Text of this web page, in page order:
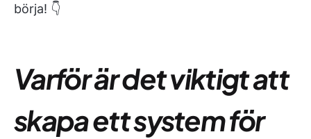
börja! 👇
Varför är det viktigt att
skapa ett system för